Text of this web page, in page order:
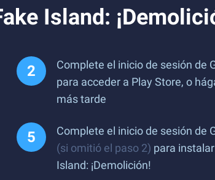
Island:
Complete el inicio de sesión de
para acceder a Play Store, o
más tarde
Complete el inicio de sesión de
(si omitió el paso 2) para
Island: ¡Demolición!